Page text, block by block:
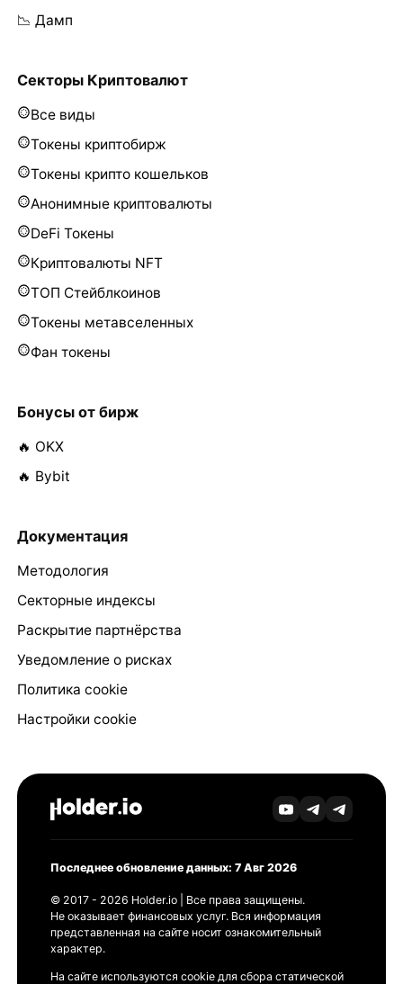
📉 Дамп
Секторы Криптовалют
Все виды
Токены криптобирж
Токены крипто кошельков
Анонимные криптовалюты
DeFi Токены
Криптовалюты NFT
ТОП Стейблкоинов
Токены метавселенных
Фан токены
Бонусы от бирж
🔥 OKX
🔥 Bybit
Документация
Методология
Секторные индексы
Раскрытие партнёрства
Уведомление о рисках
Политика cookie
Настройки cookie
Последнее обновление данных: 7 Авг 2026
© 2017 - 2026 Holder.io | Все права защищены.
Не оказывает финансовых услуг. Вся информация
представленная на сайте носит ознакомительный
характер.
На сайте используются cookie для сбора статической